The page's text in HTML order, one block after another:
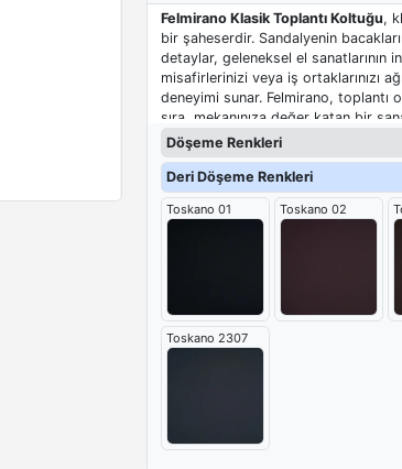
Felmirano Klasik Toplantı Koltuğu,
bir şaheserdir. Sandalyenin
detaylar, geleneksel el sanatlarının
misafirlerinizi veya iş ortaklarınızı
deneyimi sunar. Felmirano, toplantı
sıra, mekanınıza değer katan bir
Döşeme Renkleri
Deri Döşeme Renkleri
Toskano 01 Toskano 02
Toskano 2307